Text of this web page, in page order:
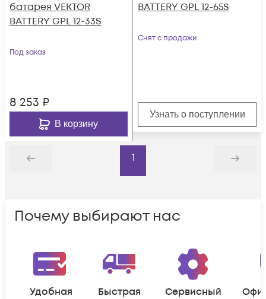
батарея VEKTOR
BATTERY GPL 12-33S
Под заказ
8 253 ₽
В корзину
BATTERY GPL 12-65S
Снят с продажи
Узнать о поступлении
Назад
1
Дальше
Почему выбирают нас
Удобная
Быстрая
Сервисный